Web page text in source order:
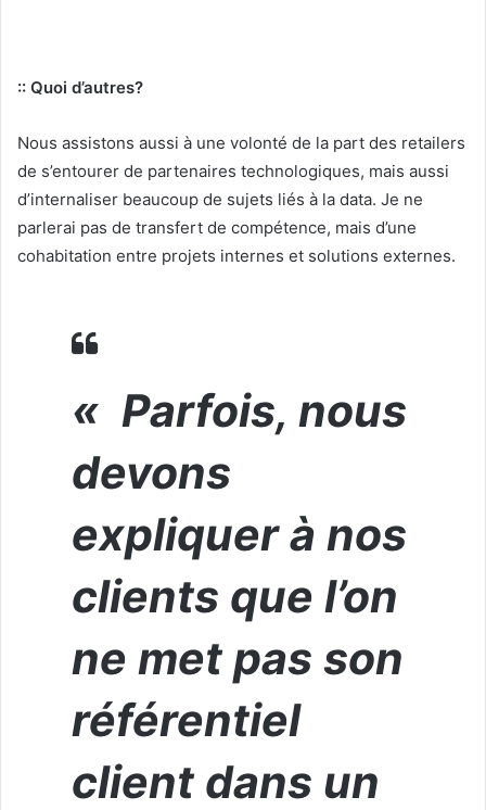
:: Quoi d’autres?
Nous assistons aussi à une volonté de la part des retailers
de s’entourer de partenaires technologiques, mais aussi
d’internaliser beaucoup de sujets liés à la data. Je ne
parlerai pas de transfert de compétence, mais d’une
cohabitation entre projets internes et solutions externes.
« Parfois, nous
devons
expliquer à nos
clients que l’on
ne met pas son
référentiel
client dans un